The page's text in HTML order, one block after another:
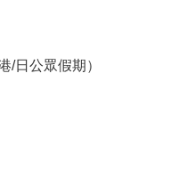
/日公眾假期）